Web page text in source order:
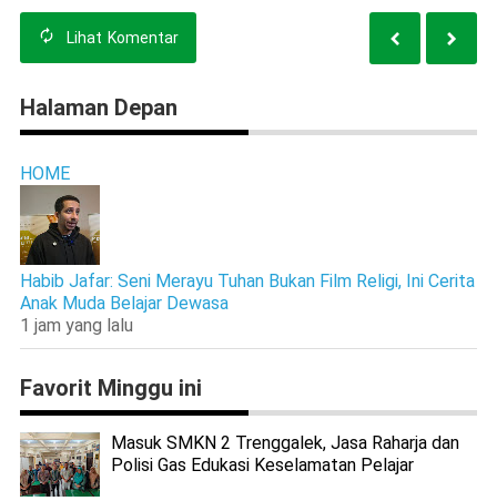
Lihat Komentar
Halaman Depan
HOME
Habib Jafar: Seni Merayu Tuhan Bukan Film Religi, Ini Cerita
Anak Muda Belajar Dewasa
1 jam yang lalu
Favorit Minggu ini
Masuk SMKN 2 Trenggalek, Jasa Raharja dan
Polisi Gas Edukasi Keselamatan Pelajar